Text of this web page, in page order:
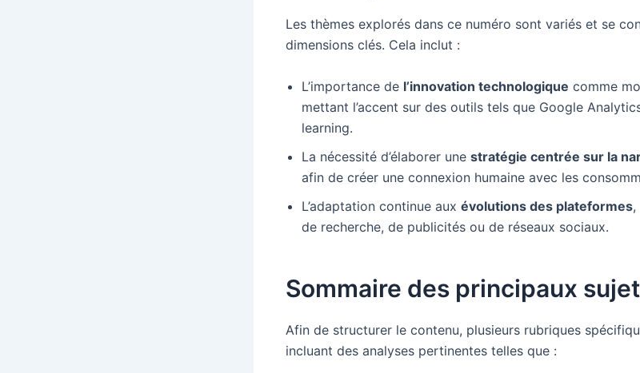
Les thèmes explorés dans ce numéro sont variés et se
dimensions clés. Cela inclut :
L’importance de l’innovation technologique comme
mettant l’accent sur des outils tels que Google
learning.
La nécessité d’élaborer une stratégie centrée sur la
afin de créer une connexion humaine avec les
L’adaptation continue aux évolutions des plateformes,
de recherche, de publicités ou de réseaux sociaux.
Sommaire des principaux
Afin de structurer le contenu, plusieurs rubriques
incluant des analyses pertinentes telles que :